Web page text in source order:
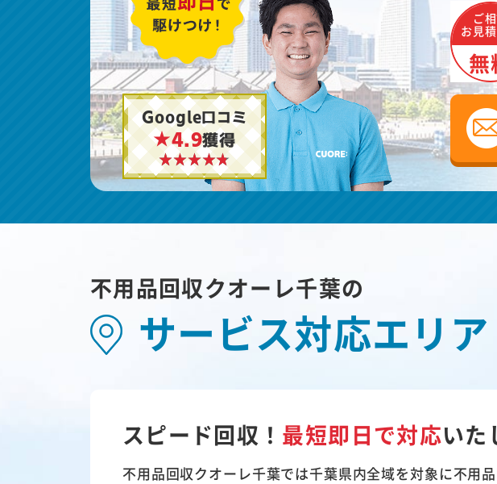
Google口コミ
★4.9獲得
ご
お見
無
不用品回収クオーレ千葉の
サービス対応エリア
スピード回収！ 最短即日で対応いた
不用品回収クオーレ千葉では千葉県内全域を対象に不用